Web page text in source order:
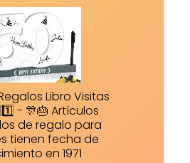
Libro Visitas
- 🎊🎂 Artículos
de regalo para
tienen fecha de
en 1971